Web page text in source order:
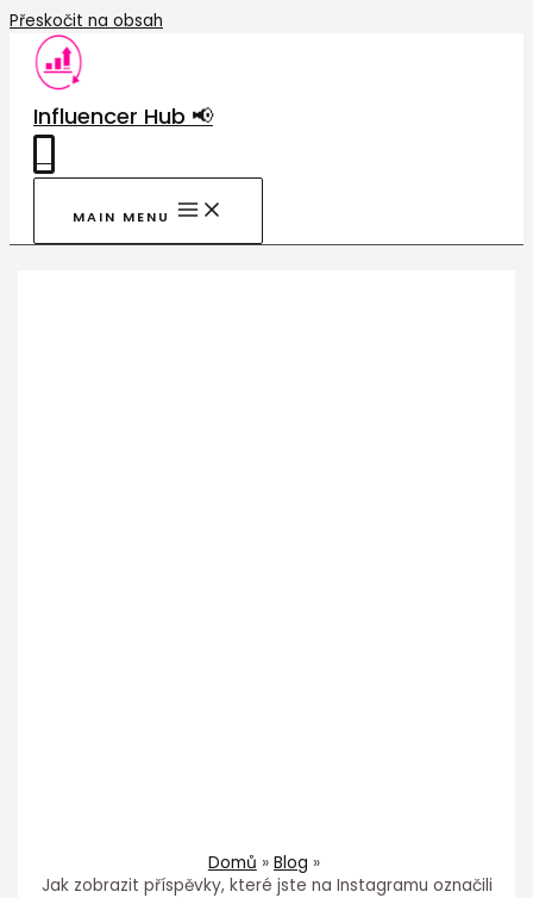
Přeskočit na obsah
Influencer Hub 📢
MAIN MENU
Domů
Blog
Jak zobrazit příspěvky, které jste na Instagramu označili